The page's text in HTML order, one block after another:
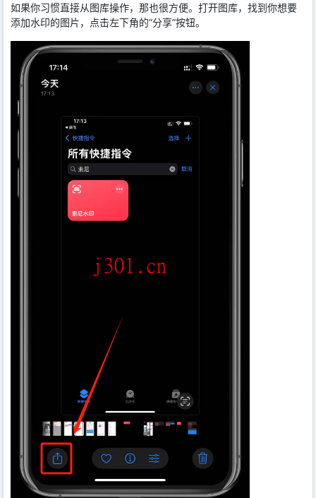
如果你习惯直接从图库操作，那也很方便。打开图库，找到你想要
添加水印的图片，点击左下角的“分享”按钮。